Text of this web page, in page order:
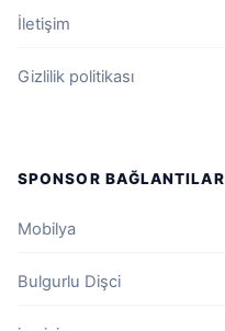
İletişim
Gizlilik politikası
SPONSOR BAĞLANTILAR
Mobilya
Bulgurlu Dişci